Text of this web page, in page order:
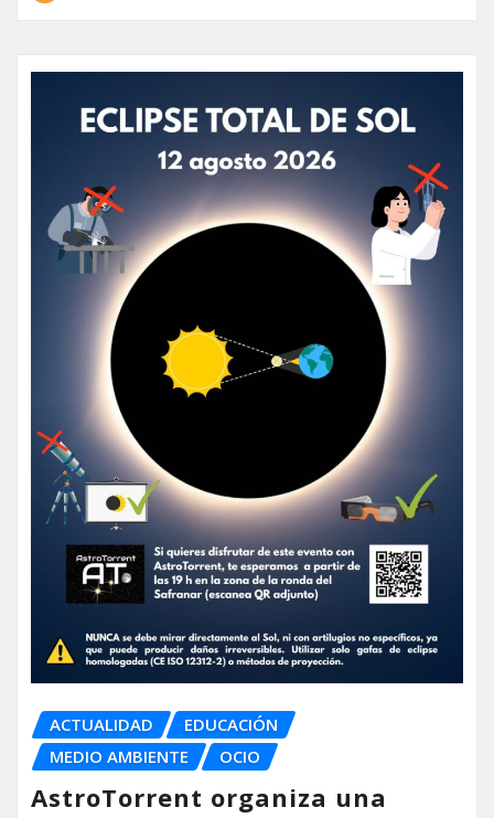
ACTUALIDAD
EDUCACIÓN
MEDIO AMBIENTE
OCIO
AstroTorrent organiza una